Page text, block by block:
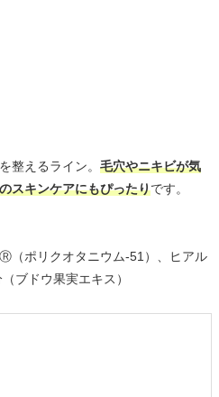
整えるライン。 毛穴やニキビが気
スキンケアにもぴったりです。
（ポリクオタニウム-51）、ヒアル
ブドウ果実エキス）